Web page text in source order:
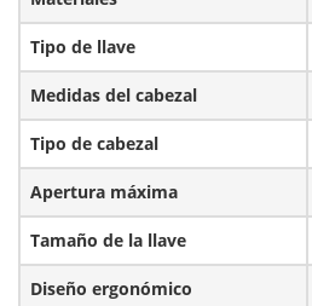
Tipo de llave
Medidas del cabezal
Tipo de cabezal
Apertura máxima
Tamaño de la llave
Diseño ergonómico